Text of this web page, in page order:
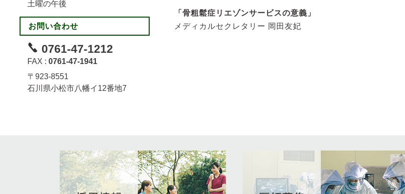
「骨粗鬆症リエゾンサービスの意義」
メディカルセクレタリー 岡田友妃
土曜の午後
お問い合わせ
0761-47-1212
FAX :0761-47-1941
〒923-8551
石川県小松市八幡イ12番地7